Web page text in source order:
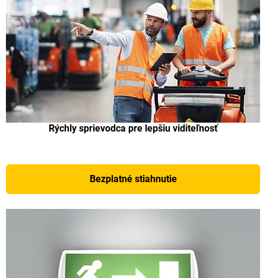
Rýchly sprievodca pre lepšiu viditeľnosť
Bezplatné stiahnutie